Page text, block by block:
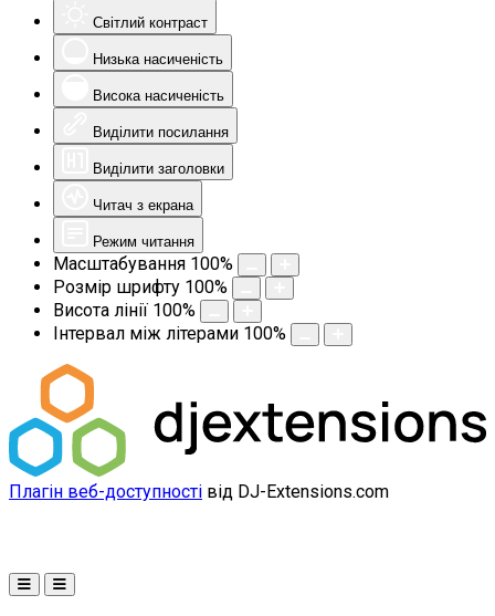
Світлий контраст
Низька насиченість
Висока насиченість
Виділити посилання
Виділити заголовки
Читач з екрана
Режим читання
Масштабування 100%
Розмір шрифту 100%
Висота лінії 100%
Інтервал між літерами 100%
Плагін веб-доступності від DJ-Extensions.com